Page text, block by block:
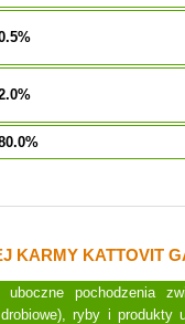
KARMY KATTOVIT
pochodzenia
ryby i produkty